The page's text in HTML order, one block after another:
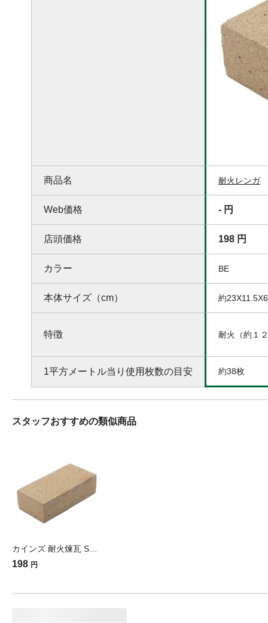
商品名 耐火レンガ
Web価格 - 円
店頭価格 198 円
カラー BE
本体サイズ（cm） 約
特徴 耐火（約１
1平方メートル当り使用枚数の目安 約38枚
スタッフおすすめの類似商品
198 円